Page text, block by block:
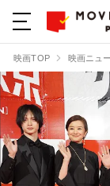
映画TOP 映画ニュ